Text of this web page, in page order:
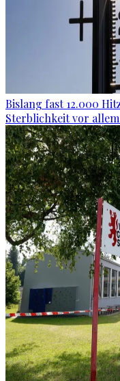
Bislang fast 12.000
Sterblichkeit vor allem